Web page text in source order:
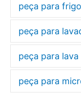
peça para
peça para
peça para lava
peça para